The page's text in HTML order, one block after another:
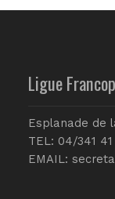
Ligue
Esplanade de
TEL: 04/341
EMAIL: